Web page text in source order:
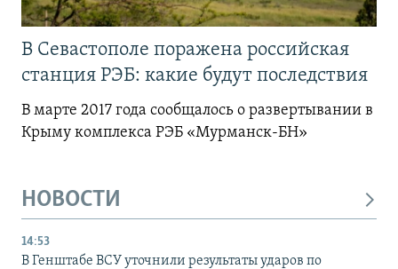
В Севастополе поражена российская
станция РЭБ: какие будут последствия
В марте 2017 года сообщалось о развертывании в
Крыму комплекса РЭБ «Мурманск-БН»
НОВОСТИ
14:53
В Генштабе ВСУ уточнили результаты ударов по